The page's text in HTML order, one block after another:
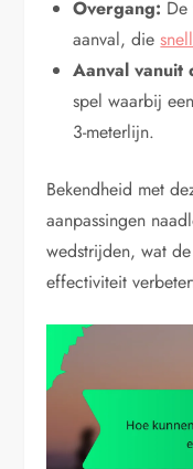
Overgang:
aanval, die
Aanval vanuit
spel waarbij
3-meterlijn.
Bekendheid met
aanpassingen
wedstrijden, wat
effectiviteit